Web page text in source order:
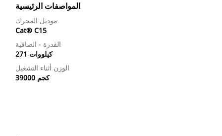
المواصفات الرئيسية
موديل المحرك
Cat® C15
القدرة - الصافية
271 كيلووات
الوزن أثناء التشغيل
39000 كجم